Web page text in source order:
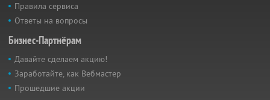
Правила сервиса
Ответы на вопросы
Бизнес-Партнёрам
Давайте сделаем акцию!
Заработайте, как Вебмастер
Прошедшие акции